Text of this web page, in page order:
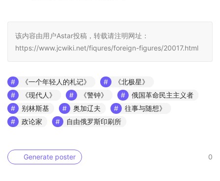
该内容由用户Astar投稿，转载请注明网址：
https://www.jcwiki.net/fiqures/foreign-figures/20017.html
《一个年轻人的札记》
《北极星》
《现代人》
《警钟》
俄国革命民主主义者
别林斯基
奥加辽夫
往事与随想》
政论家
自由俄罗斯印刷所
0
Generate poster